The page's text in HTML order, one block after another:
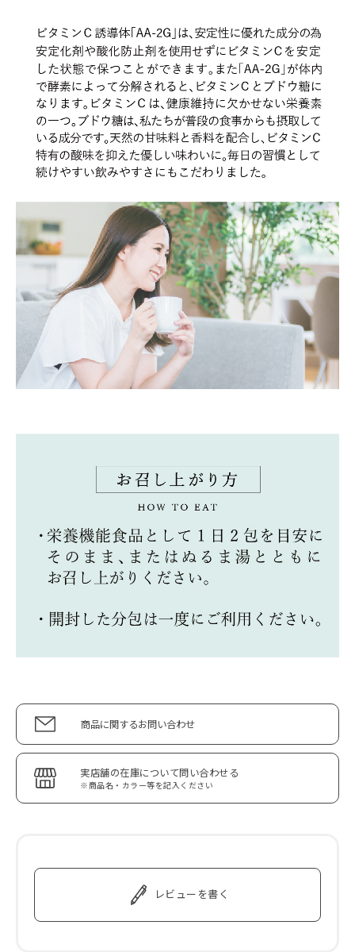
商品に関するお問い合わせ
実店舗の在庫について問い合わせる
※商品名・カラー等を記入ください
レビューを書く